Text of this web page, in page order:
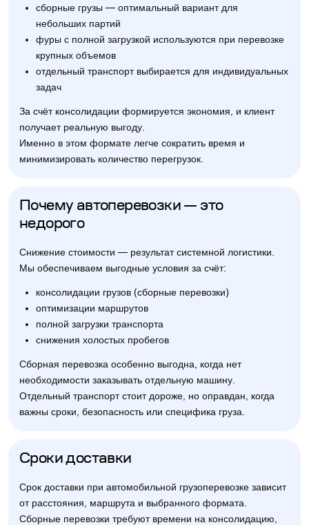
сборные грузы — оптимальный вариант для
небольших партий
фуры с полной загрузкой используются при перевозке
крупных объемов
отдельный транспорт выбирается для индивидуальных
задач
За счёт консолидации формируется экономия, и клиент
получает реальную выгоду.
Именно в этом формате легче сократить время и
минимизировать количество перегрузок.
Почему автоперевозки — это
недорого
Снижение стоимости — результат системной логистики.
Мы обеспечиваем выгодные условия за счёт:
консолидации грузов (сборные перевозки)
оптимизации маршрутов
полной загрузки транспорта
снижения холостых пробегов
Сборная перевозка особенно выгодна, когда нет
необходимости заказывать отдельную машину.
Отдельный транспорт стоит дороже, но оправдан, когда
важны сроки, безопасность или специфика груза.
Сроки доставки
Срок доставки при автомобильной грузоперевозке зависит
от расстояния, маршрута и выбранного формата.
Сборные перевозки требуют времени на консолидацию,